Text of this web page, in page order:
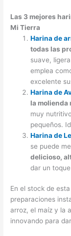
Las 3 mejores
Mi Tierra
Harina de
todas las
suave,
emplea
excelente
Harina de
la molienda
muy
pequeños.
Harina de
se puede
delicioso,
dar un
En el stock de
preparaciones
arroz, el maíz y la
innovando para